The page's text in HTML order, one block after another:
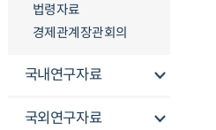
법령자료
경제관계장관회의
국내연구자료
국외연구자료